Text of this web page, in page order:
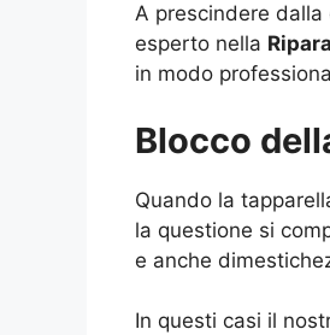
A prescindere
esperto nella
in modo
Blocco
Quando la
la questione si
e anche
In questi casi il